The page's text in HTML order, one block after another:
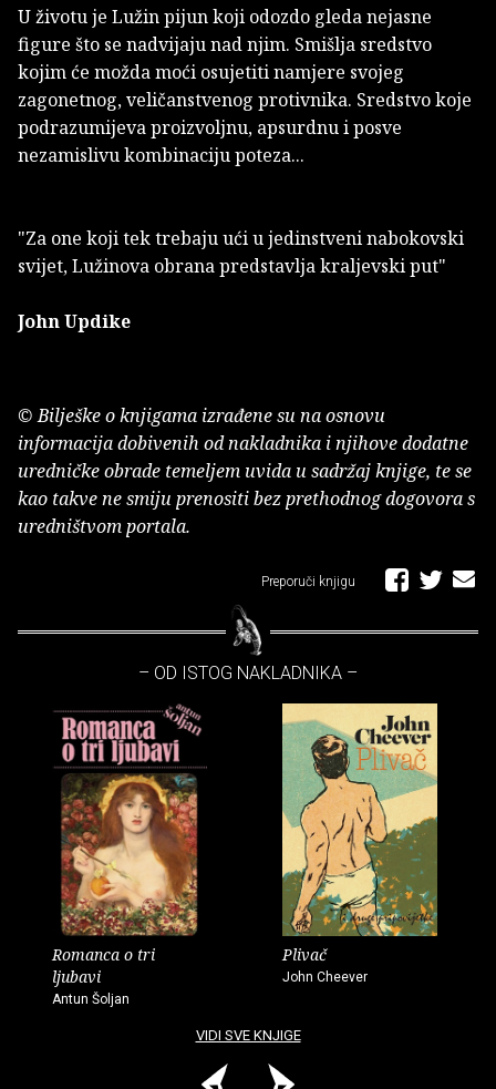
U životu je Lužin pijun koji odozdo gleda nejasne
figure što se nadvijaju nad njim. Smišlja sredstvo
kojim će možda moći osujetiti namjere svojeg
zagonetnog, veličanstvenog protivnika. Sredstvo koje
podrazumijeva proizvoljnu, apsurdnu i posve
nezamislivu kombinaciju poteza...
"Za one koji tek trebaju ući u jedinstveni nabokovski
svijet, Lužinova obrana predstavlja kraljevski put"
John Updike
© Bilješke o knjigama izrađene su na osnovu
informacija dobivenih od nakladnika i njihove dodatne
uredničke obrade temeljem uvida u sadržaj knjige, te se
kao takve ne smiju prenositi bez prethodnog dogovora s
uredništvom portala.
Preporuči knjigu
– OD ISTOG NAKLADNIKA –
Romanca o tri
ljubavi
Antun Šoljan
Plivač
John Cheever
VIDI SVE KNJIGE